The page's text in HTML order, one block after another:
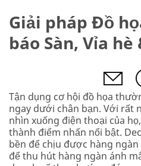
Giải pháp Đồ
báo Sàn, Vỉa
Tận dụng cơ hội đồ họa
ngay dưới chân bạn. Với rất
nhìn xuống điện thoại của
thành điểm nhấn nổi bật.
bền để chịu được hàng
để thu hút hàng ngàn ánh